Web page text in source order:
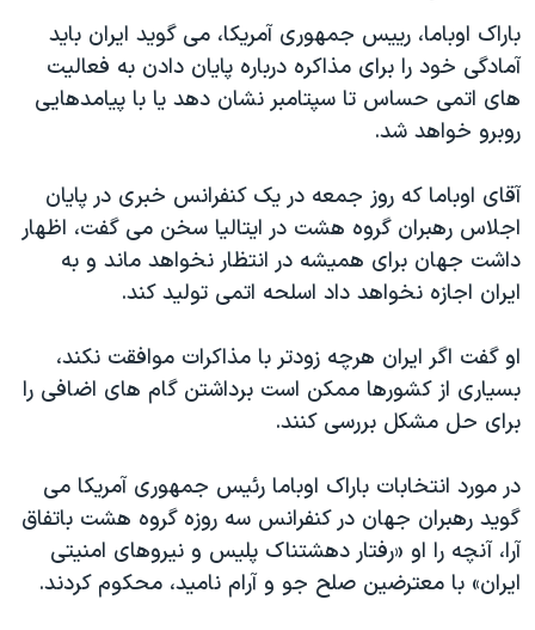
صفحه
اصلی
جهش
به
جستجو
جهان
ورزشی
گزیده‌ها
ویدیوها
فرهنگ و زندگی
حقوق شهروندی
علم و فناوری
اسرائیل در جنگ
آرشیو پخش زنده
صفحه‌های ویژه
جام جهانی ۲۰۲۶
عملیات خشم حماسی
بایگانی برنامه‌های تلویزیونی
مستندها
انتخابات ریاست جمهوری آمریکا ۲۰۲۴
رمز مهسا
ورزش زنان در ایران
مجموعه مستندهای دادخواهی
تریبونال مردمی آبان ۹۸
دادگاه حمید نوری
فرکانس‌های صدای آمریکا
پخش رادیویی
دنبال کنید
زبانهای مختلف
باراک اوباما، رییس جمهوری آمریکا، می گوید ایران باید
آمادگی خود را برای مذاکره درباره پایان دادن به فعالیت
های اتمی حساس تا سپتامبر نشان دهد یا با پیامدهایی
روبرو خواهد شد.
آقای اوباما که روز جمعه در یک کنفرانس خبری در پایان
اجلاس رهبران گروه هشت در ایتالیا سخن می گفت، اظهار
داشت جهان برای همیشه در انتظار نخواهد ماند و به
ایران اجازه نخواهد داد اسلحه اتمی تولید کند.
او گفت اگر ایران هرچه زودتر با مذاکرات موافقت نکند،
بسیاری از کشورها ممکن است برداشتن گام های اضافی را
برای حل مشکل بررسی کنند.
در مورد انتخابات باراک اوباما رئیس جمهوری آمریکا می
گوید رهبران جهان در کنفرانس سه روزه گروه هشت باتفاق
آرا، آنچه را او «رفتار دهشتناک پلیس و نیروهای امنیتی
ایران» با معترضین صلح جو و آرام نامید، محکوم کردند.